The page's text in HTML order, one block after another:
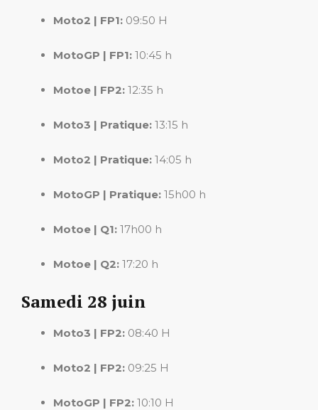
Moto2 | FP1: 09:50 H
MotoGP | FP1: 10:45 h
Motoe | FP2: 12:35 h
Moto3 | Pratique: 13:15 h
Moto2 | Pratique: 14:05 h
MotoGP | Pratique: 15h00 h
Motoe | Q1: 17h00 h
Motoe | Q2: 17:20 h
Samedi 28 juin
Moto3 | FP2: 08:40 H
Moto2 | FP2: 09:25 H
MotoGP | FP2: 10:10 H